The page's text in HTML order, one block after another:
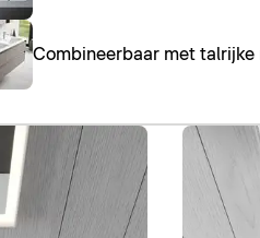
Combineerbaar met talrijke